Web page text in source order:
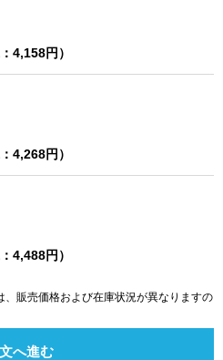
4,158円）
4,268円）
4,488円）
販売価格および在庫状況が異なりますの
へ進む